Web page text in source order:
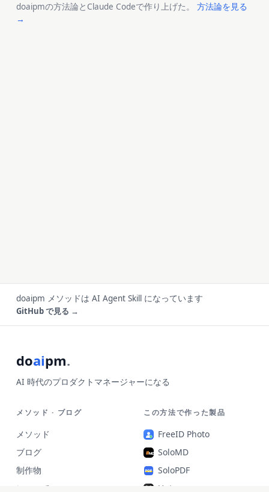
doaipmの方法論とClaude Codeで作り上げた。 方法論を見る
→
doaipm メソッドは AI Agent Skill になっています
GitHub で見る →
doaipm.
AI 時代のプロダクトマネージャーになる
メソッド · ブログ
メソッド
ブログ
制作物
について
この方法で作った製品
FreeID Photo
SoloMD
SoloPDF
Unterm